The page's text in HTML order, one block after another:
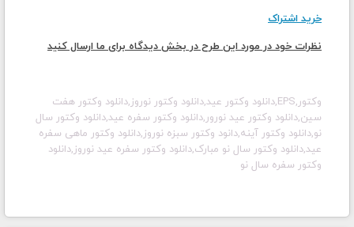
خرید اشتراک
نظرات خود در مورد این طرح در بخش دیدگاه برای ما ارسال کنید
وکتور,EPS,دانلود وکتور عید,دانلود وکتور نوروز,دانلود وکتور هفت
سین,دانلود وکتور عید نورور,دانلود وکتور سفره عید,دانلود وکتور سال
نو,دانلود وکتور آینه,دانود وکتور سبزه نوروز,دانلود وکتور ماهی سفره
عید,دانلود وکتور سال نو مبارک,دانلود وکتور سفره عید نوروز,دانلود
وکتور سفره سال نو